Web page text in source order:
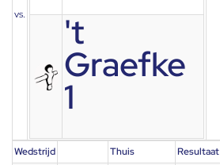
vs.
't
Graefke
1
Wedstrijd Thuis Resultaat